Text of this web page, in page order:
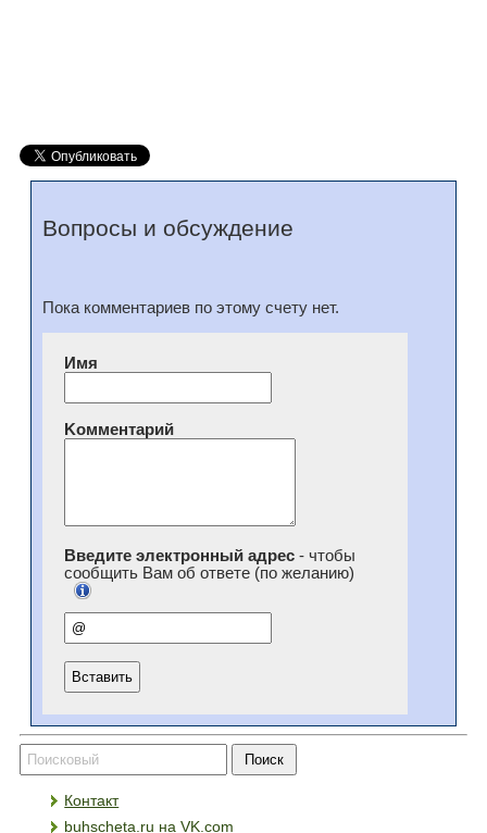
Вопросы и обсуждение
Пока комментариев по этому счету нет.
Имя
Kомментарий
Введите электронный адрес- чтобы
сообщить Вам об ответе (по желанию)
Контакт
buhscheta.ru на VK.com